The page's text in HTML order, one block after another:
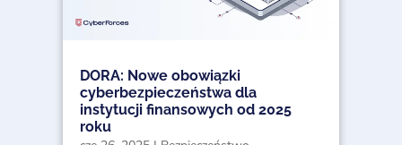
DORA: Nowe obowiązki
cyberbezpieczeństwa dla
instytucji finansowych od 2025
roku